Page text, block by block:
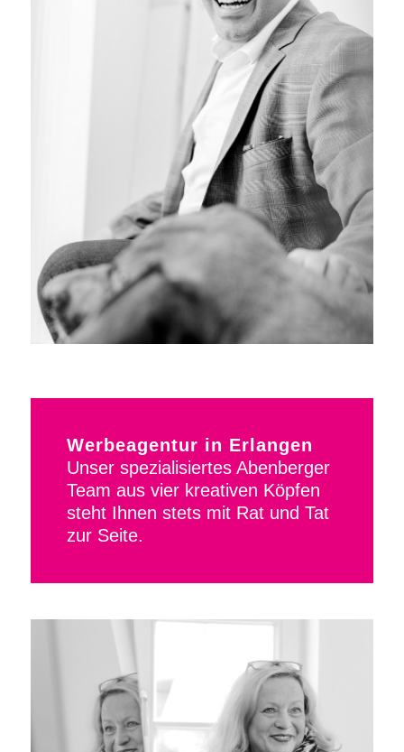
Werbeagentur in Erlangen
Unser spezialisiertes Abenberger
Team aus vier kreativen Köpfen
steht Ihnen stets mit Rat und Tat
zur Seite.